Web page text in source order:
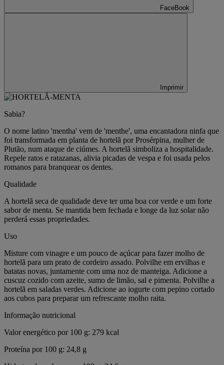
FaceBook
Imprimir
Sabia?
O nome latino 'mentha' vem de 'menthe', uma encantadora ninfa que
foi transformada em planta de hortelã por Prosérpina, mulher de
Plutão, num ataque de ciúmes. A hortelã simboliza a hospitalidade.
Repele ratos e ratazanas, alivia picadas de vespa e foi usada pelos
romanos para branquear os dentes.
Qualidade
A hortelã seca de qualidade deve ter uma boa cor verde e um forte
sabor de menta. Se mantida bem fechada e longe da luz solar não
perderá essas propriedades.
Uso
Misture com vinagre e um pouco de açúcar para fazer molho de
hortelã para um prato de cordeiro assado. Polvilhe em ervilhas e
batatas novas, juntamente com uma noz de manteiga. Adicione a
cuscuz cozido com azeite, sumo de limão, sal e pimenta. Polvilhe a
hortelã em saladas verdes. Adicione ao iogurte com pepino cortado
aos cubos para preparar um refrescante molho raita.
Informação nutricional
Valor energético por 100 g: 279 kcal
Proteína por 100 g: 24,8 g